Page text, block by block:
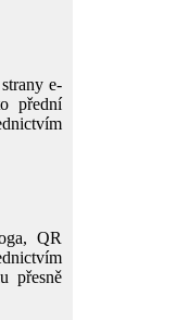
e-
přední
QR
přesně